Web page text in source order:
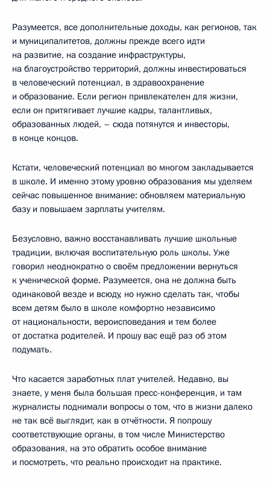
Разумеется, все дополнительные доходы, как регионов, так
и муниципалитетов, должны прежде всего идти
на развитие, на создание инфраструктуры,
на благоустройство территорий, должны инвестироваться
в человеческий потенциал, в здравоохранение
и образование. Если регион привлекателен для жизни,
если он притягивает лучшие кадры, талантливых,
образованных людей, – сюда потянутся и инвесторы,
в конце концов.
Кстати, человеческий потенциал во многом закладывается
в школе. И именно этому уровню образования мы уделяем
сейчас повышенное внимание: обновляем материальную
базу и повышаем зарплаты учителям.
Безусловно, важно восстанавливать лучшие школьные
традиции, включая воспитательную роль школы. Уже
говорил неоднократно о своём предложении вернуться
к ученической форме. Разумеется, она не должна быть
одинаковой везде и всюду, но нужно сделать так, чтобы
всем детям было в школе комфортно независимо
от национальности, вероисповедания и тем более
от достатка родителей. И прошу вас ещё раз об этом
подумать.
Что касается заработных плат учителей. Недавно, вы
знаете, у меня была большая пресс-конференция, и там
журналисты поднимали вопросы о том, что в жизни далеко
не так всё выглядит, как в отчётности. Я попрошу
соответствующие органы, в том числе Министерство
образования, на это обратить особое внимание
и посмотреть, что реально происходит на практике.